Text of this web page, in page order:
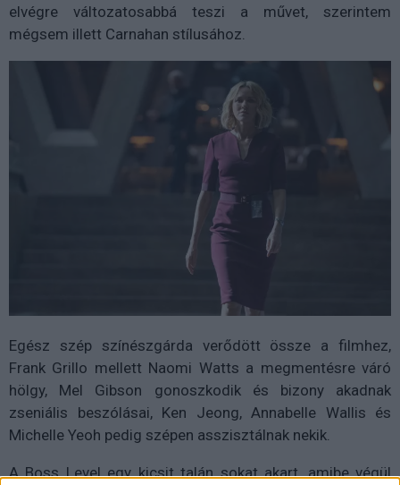
elvégre változatosabbá teszi a művet, szerintem
mégsem illett Carnahan stílusához.
Egész szép színészgárda verődött össze a filmhez,
Frank Grillo mellett Naomi Watts a megmentésre váró
hölgy, Mel Gibson gonoszkodik és bizony akadnak
zseniális beszólásai, Ken Jeong, Annabelle Wallis és
Michelle Yeoh pedig szépen asszisztálnak nekik.
A Boss Level egy kicsit talán sokat akart, amibe végül